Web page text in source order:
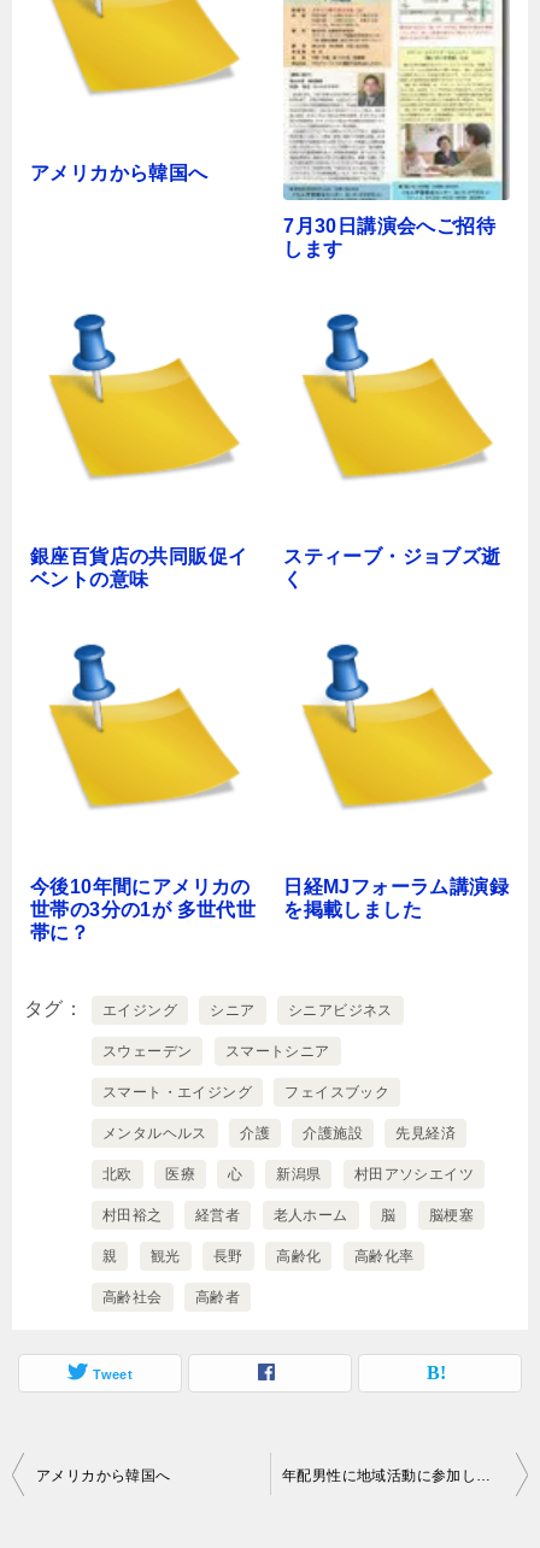
アメリカから韓国へ
7月30日講演会へご招待
します
銀座百貨店の共同販促イ
ベントの意味
スティーブ・ジョブズ逝
く
今後10年間にアメリカの
世帯の3分の1が 多世代世
帯に？
日経MJフォーラム講演録
を掲載しました
タグ エイジング シニア シニアビジネス
スウェーデン スマートシニア
スマート・エイジング フェイスブック
メンタルヘルス 介護 介護施設 先見経済
北欧 医療 心 新潟県 村田アソシエイツ
村田裕之 経営者 老人ホーム 脳 脳梗塞
親 観光 長野 高齢化 高齢化率
高齢社会 高齢者
Tweet
投
アメリカから韓国へ 年配男性に地域活動に参加してもらう方法